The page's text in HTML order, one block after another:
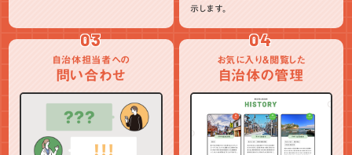
示します。
03
自治体担当者への
問い合わせ
04
お気に入り＆閲覧した
自治体の管理